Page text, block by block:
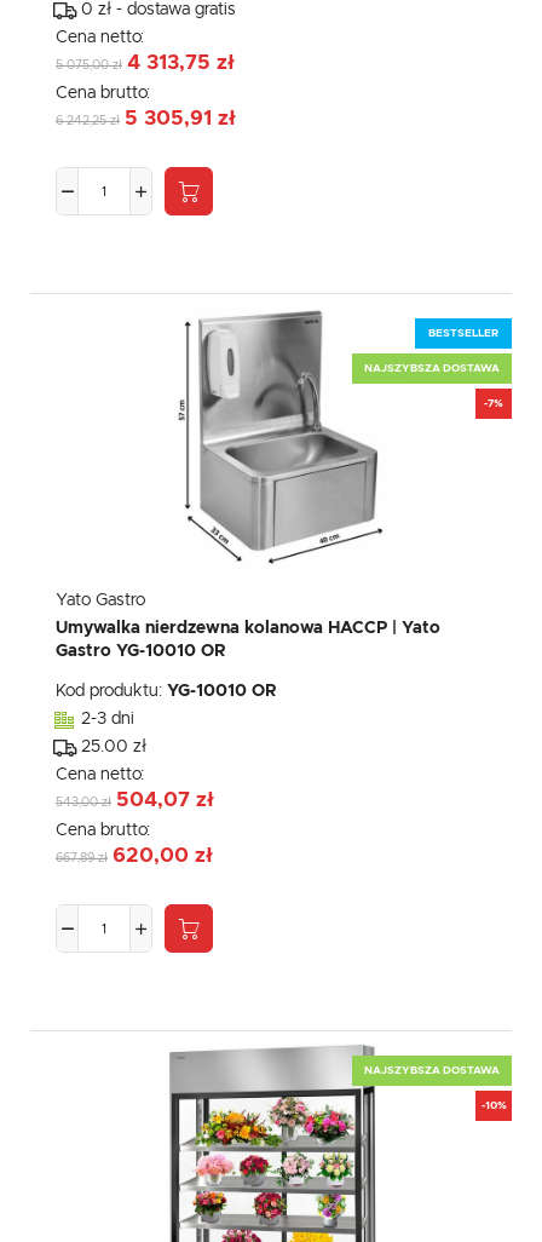
0 zł - dostawa gratis
Cena netto:
5 075,00 zł 4 313,75 zł
Cena brutto:
6 242,25 zł 5 305,91 zł
BESTSELLER
NAJSZYBSZA DOSTAWA
-7%
Yato Gastro
Umywalka nierdzewna kolanowa HACCP | Yato
Gastro YG-10010 OR
Kod produktu: YG-10010 OR
2-3 dni
25.00 zł
Cena netto:
543,00 zł 504,07 zł
Cena brutto:
667,89 zł 620,00 zł
NAJSZYBSZA DOSTAWA
-10%